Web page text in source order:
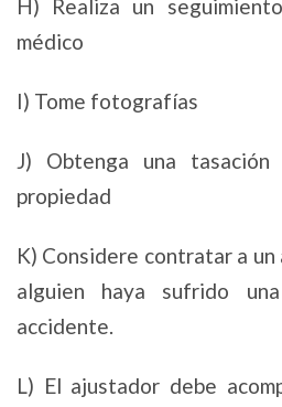
H) Realiza un
médico
I) Tome fotografías
J) Obtenga una
propiedad
K) Considere contratar a un
alguien haya sufrido
accidente.
L) El ajustador debe